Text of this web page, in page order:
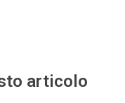
articolo